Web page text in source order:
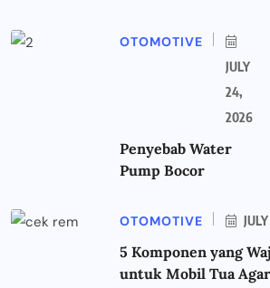
OTOMOTIVE
JULY
24,
2026
Penyebab Water
Pump Bocor
OTOMOTIVE
5 Komponen yang
untuk Mobil Tua